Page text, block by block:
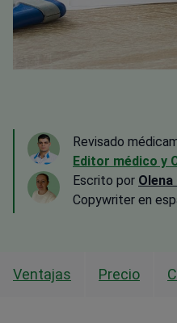
Revisado
Editor médico y
Escrito por
Сopywriter en
Ventajas Precio